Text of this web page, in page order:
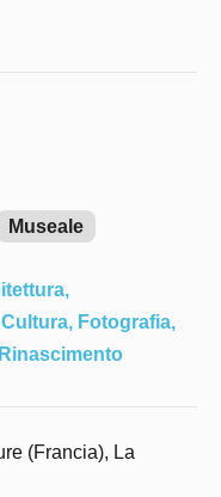
Museale
,
Cultura, Fotografia,
Rinascimento
(Francia), La